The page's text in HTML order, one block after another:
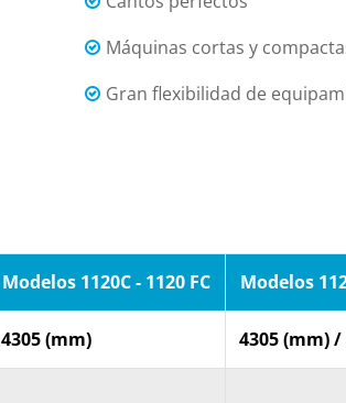
Máquinas cortas y
Gran flexibilidad de
Modelos 1120C - 1120 FC Modelos
4305 (mm) 4305 (mm)